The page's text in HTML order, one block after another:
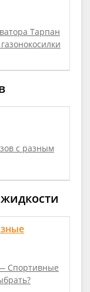
Тарпан
с разным
Спортивные